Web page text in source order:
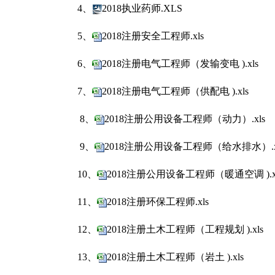
4、 2018执业药师.XLS
5、 2018注册安全工程师.xls
6、 2018注册电气工程师（发输变电 ).xls
7、 2018注册电气工程师（供配电 ).xls
8、 2018注册公用设备工程师（动力）.xls
9、 2018注册公用设备工程师（给水排水）
10、 2018注册公用设备工程师（暖通空调
11、 2018注册环保工程师.xls
12、 2018注册土木工程师（工程规划 ).xls
13、 2018注册土木工程师（岩土 ).xls